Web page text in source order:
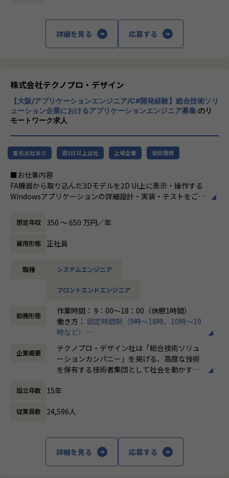
働く場所に関わらない事業支援や最新技術を
用いた研究開発などを行っています。
程プロジェクトの増加といった世の中で技術
者集団として価値提供を行うために、エンジ
ニアが生涯活躍できる環境を考え事業運営を
行っています。
詳細を見る 応募する
株式会社テクノプロ・デザイン
【大阪/アプリケーションエンジニア/C#開発経験】総合技術ソリ
ューション企業におけるアプリケーションエンジニア募集のリ
モートワーク求人
客先出社あり 週1日以上出社 上場企業 受託開発
■お仕事内容
FA機器から取り込んだ3Dモデルを2D UI上に表示・操作する
Windowsアプリケーションの詳細設計・実装・テストをご担
【業務内容】
C#・WPF・MVVMをベースに、FA機器の3Dモデル表示・操
作機能（移動・回転・ズーム）や頂点データの3D変換・管理
ラムダ式・LINQを用いたロジック実装、行列演算・ベクトル
【具体的な仕事内容】
・ WPFを用いたWindowsアプリケーションの詳細設計・実
・ FA機器から取り込んだ3Dモデルの2D UI表示機能の開発
・ 頂点データの3Dモデル変換・管理（追加・更新）機能の
縮小）機能の開発
張）
大手電子機器メーカーより受託したFA機器向けWindowsア
想定年収 350 〜 650 万円／年
雇用形態 正社員
職種 システムエンジニア
フロントエンドエンジニア
勤務形態
作業時間： 9：00～18：00（休憩1時間）
働き方： 固定時間制（9時～18時、10時～19
時など）
時間外労働の有無： 有（月平均20時間）
休憩時間： 60分
企業概要
テクノプロ・デザイン社は「総合技術ソリュ
ーションカンパニー」を掲げる、高度な技術
を保有する技術者集団として社会を動かすこ
に渡ります。いわゆる技術者派遣と呼ばれ
働く場所に関わらない事業支援や最新技術を
用いた研究開発などを行っています。
設立年数 15年
従業員数 24,596人
詳細を見る 応募する